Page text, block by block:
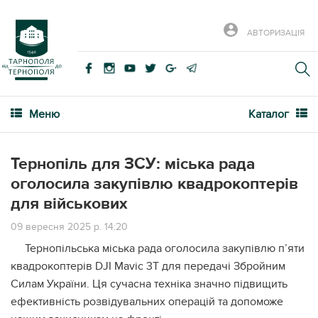
АВТОРИЗАЦІЯ
Меню Каталог
Тернопіль для ЗСУ: міська рада
оголосила закупівлю квадрокоптерів
для військових
09 вересня 2025 р. 14:20
Тернопільська міська рада оголосила закупівлю п’яти
квадрокоптерів DJI Mavic 3T для передачі Збройним
Силам України. Ця сучасна техніка значно підвищить
ефективність розвідувальних операцій та допоможе